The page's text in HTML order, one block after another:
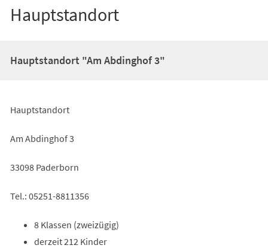
Hauptstandort
Hauptstandort "Am Abdinghof 3"
Hauptstandort
Am Abdinghof 3
33098 Paderborn
Tel.: 05251-8811356
8 Klassen (zweizügig)
derzeit 212 Kinder